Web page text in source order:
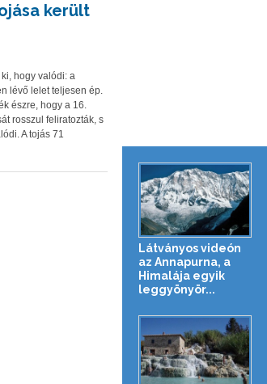
került
hogy valódi: a
lévő lelet teljesen ép.
észre, hogy a 16.
rosszul feliratozták, s
A tojás 71
Látványos videón
az Annapurna, a
Himalája egyik
leggyönyör...